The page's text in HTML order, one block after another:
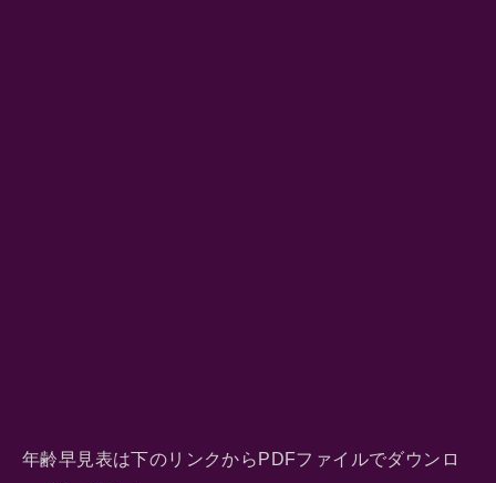
年齢早見表は下のリンクからPDFファイルでダウンロ